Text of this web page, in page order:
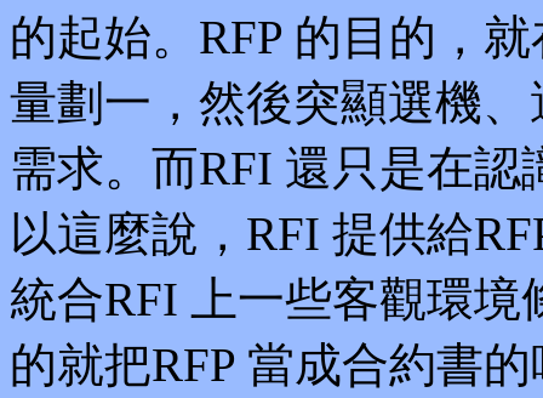
的起始。RFP 的目的，
量劃一，然後突顯選機
需求。而RFI 還只是在
以這麼說，RFI 提供給
統合RFI 上一些客觀環
的就把RFP 當成合約書